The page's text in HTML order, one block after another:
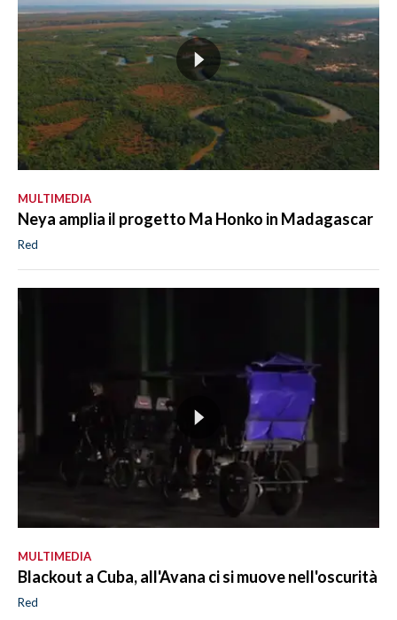
MULTIMEDIA
Neya amplia il progetto Ma Honko in Madagascar
Red
MULTIMEDIA
Blackout a Cuba, all'Avana ci si muove nell'oscurità
Red